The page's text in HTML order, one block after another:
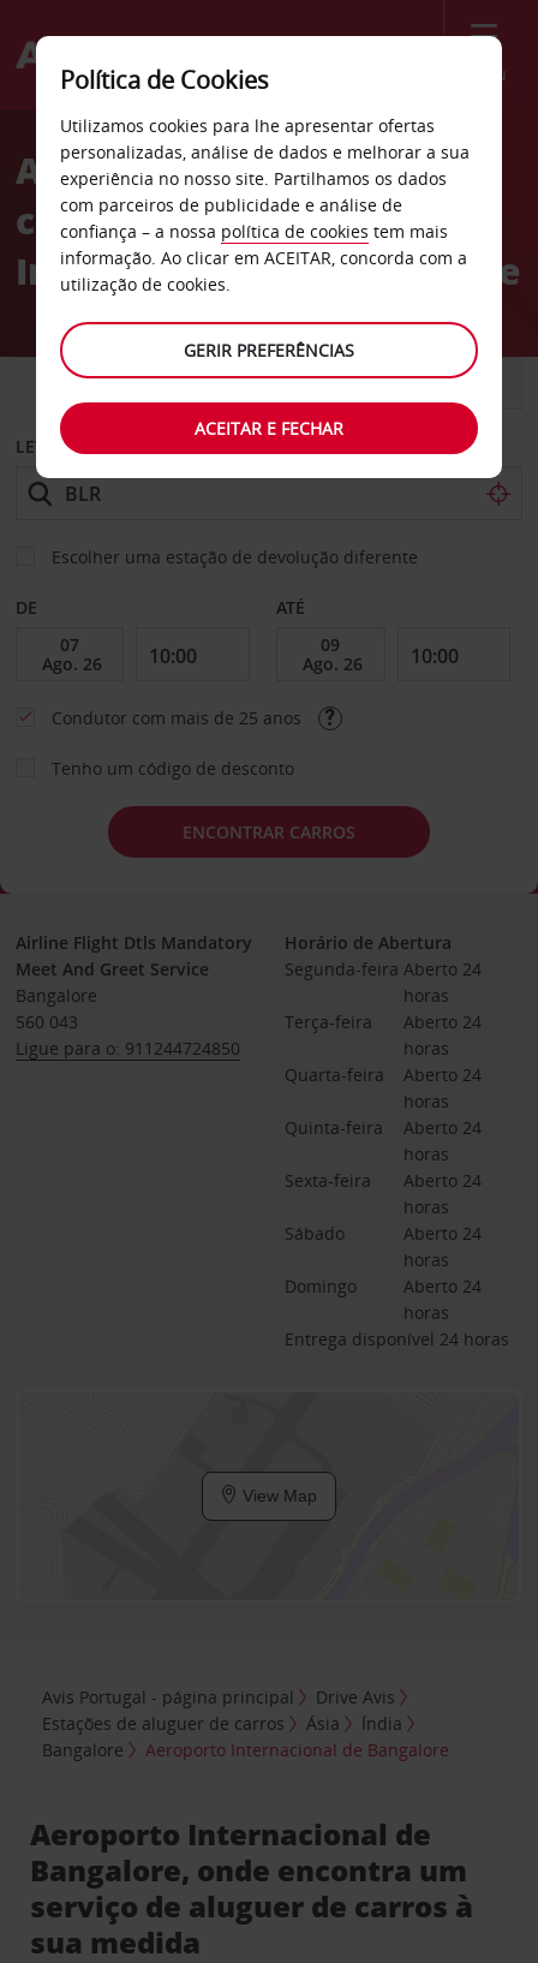
Menu
Welcome
AvisAluguer de
carros Aeroporto
Internacional de Bangalore
CARRO COMERCIAIS
LEVANTAR EM
Escolher uma estação de devolução diferente
DE ATÉ
Condutor com mais de 25 anos
Tenho um código de desconto
ENCONTRAR CARROS
Airline Flight Dtls Mandatory
Meet And Greet Service
Bangalore
560 043
Ligue para o: 911244724850
Horário de Abertura
Segunda-feira Aberto 24
horas
Terça-feira
Aberto 24
horas
Quarta-feira
Aberto 24
horas
Quinta-feira
Aberto 24
horas
Sexta-feira
Aberto 24
horas
Sábado
Aberto 24
horas
Domingo
Aberto 24
horas
Entrega disponível 24 horas
View Map
Avis Portugal - página principal
Drive Avis
Estações de aluguer de carros
Ásia
Índia
Bangalore
Aeroporto Internacional de Bangalore
Aeroporto Internacional de
Bangalore, onde encontra um
serviço de aluguer de carros à
sua medida
Política de Cookies
Utilizamos cookies para lhe apresentar ofertas
personalizadas, análise de dados e melhorar a sua
experiência no nosso site. Partilhamos os dados
com parceiros de publicidade e análise de
confiança – a nossa política de cookies tem mais
informação. Ao clicar em ACEITAR, concorda com a
utilização de cookies.
GERIR PREFERÊNCIAS
ACEITAR E FECHAR